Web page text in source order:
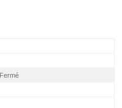
Fermé